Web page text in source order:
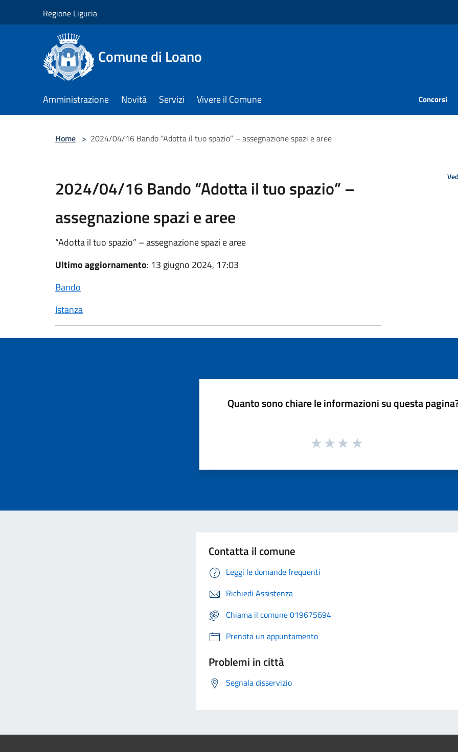
Regione Liguria
Comune di Loano
Amministrazione Novità Servizi Vivere il Comune Concorsi
Home > 2024/04/16 Bando “Adotta il tuo spazio” – assegnazione spazi e aree
2024/04/16 Bando “Adotta il tuo spazio” –
assegnazione spazi e aree
“Adotta il tuo spazio” – assegnazione spazi e aree
Ultimo aggiornamento: 13 giugno 2024, 17:03
Bando
Istanza
Quanto sono chiare le informazioni su questa
Contatta il comune
Leggi le domande frequenti
Richiedi Assistenza
Chiama il comune 019675694
Prenota un appuntamento
Problemi in città
Segnala disservizio